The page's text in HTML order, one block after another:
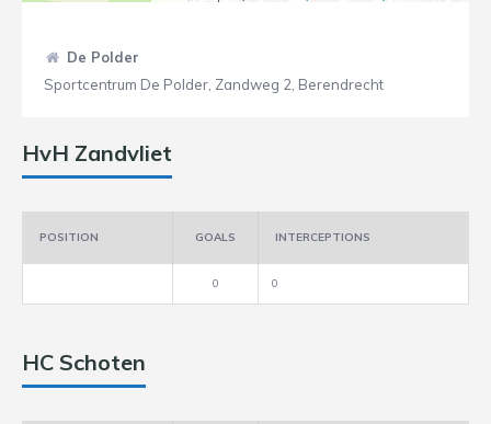
De Polder
Sportcentrum De Polder, Zandweg 2, Berendrecht
HvH Zandvliet
POSITION GOALS INTERCEPTIONS
0 0
HC Schoten